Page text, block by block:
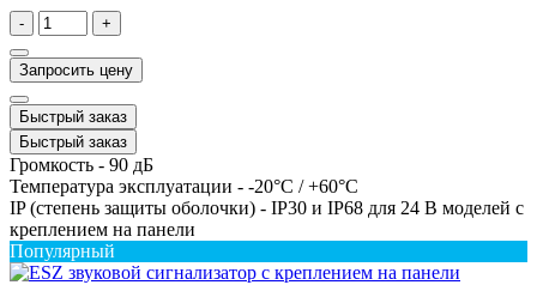
- +
Запросить цену
Быстрый заказ
Быстрый заказ
Громкость - 90 дБ
Температура эксплуатации - -20°C / +60°C
IP (степень защиты оболочки) - IP30 и IP68 для 24 В моделей с
креплением на панели
Популярный